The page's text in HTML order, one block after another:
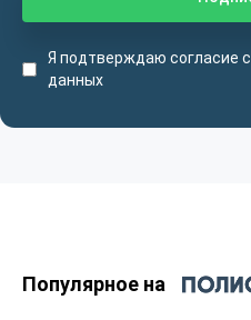
Я подтверждаю согласие с
данных
Популярное на